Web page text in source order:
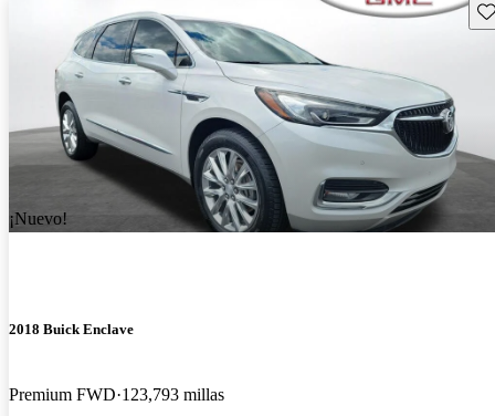
¡Nuevo!
2018 Buick Enclave
Premium FWD 123,793 millas